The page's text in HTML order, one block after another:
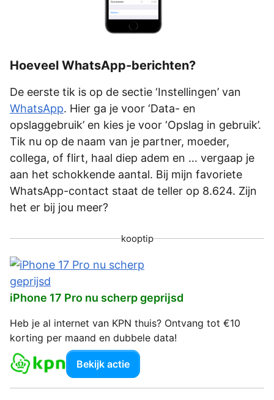
Hoeveel WhatsApp-berichten?
De eerste tik is op de sectie ‘Instellingen’ van
WhatsApp. Hier ga je voor ‘Data- en
opslaggebruik’ en kies je voor ‘Opslag in gebruik’.
Tik nu op de naam van je partner, moeder,
collega, of flirt, haal diep adem en … vergaap je
aan het schokkende aantal. Bij mijn favoriete
WhatsApp-contact staat de teller op 8.624. Zijn
het er bij jou meer?
kooptip
iPhone 17 Pro nu scherp geprijsd
Heb je al internet van KPN thuis? Ontvang tot €10
korting per maand en dubbele data!
Bekijk actie